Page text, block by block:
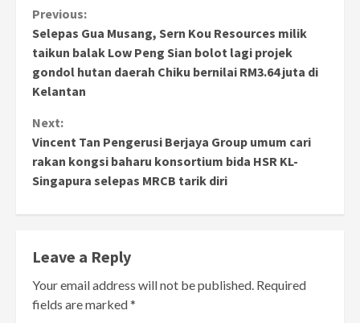
Continue
Reading
Previous:
Selepas Gua Musang, Sern Kou Resources milik
taikun balak Low Peng Sian bolot lagi projek
gondol hutan daerah Chiku bernilai RM3.64 juta di
Kelantan
Next:
Vincent Tan Pengerusi Berjaya Group umum cari
rakan kongsi baharu konsortium bida HSR KL-
Singapura selepas MRCB tarik diri
Leave a Reply
Your email address will not be published. Required
fields are marked*